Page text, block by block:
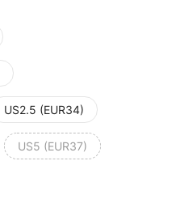
US2.5 (EUR34)
US5 (EUR37)